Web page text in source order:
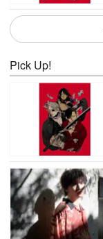
Pick Up!